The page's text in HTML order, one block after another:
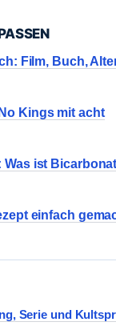
Film, Buch,
Kings mit acht
Was ist
einfach
Serie und